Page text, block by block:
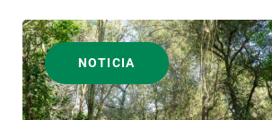
NOTICIA